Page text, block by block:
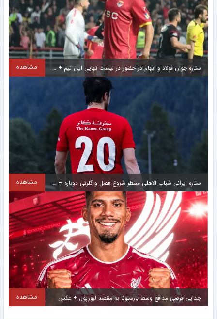
مهدی قایدی با مرور خاطره اولین حضورش در ترکیب استقلال، از نقشی که علی منصوریان در
دیده‌شدن و شروع مسیر حرفه‌ای‌اش داشت، گفت و از واکنش شدید سیدحسین حسینی و
سیدمهدی رحمتی علیه او پرده برداشت.
مشاهده فیلم
کلیپ دیده نشده از وحشت خنده دار برادر کوچک یامال از لولوی تیم ملی اسپانیا + سند
ستاره جوان فولاد و ابهام در حضور در لیست نهایی این تیم + عکس مشاهده
ستاره ایرانی شباب الاهلی منتظر شروع فصل و گلزنی دوباره + عکس مشاهده
جدایی قرضی مدافع وسط بارسلونا به مقصد لیورپول + عکس مشاهده